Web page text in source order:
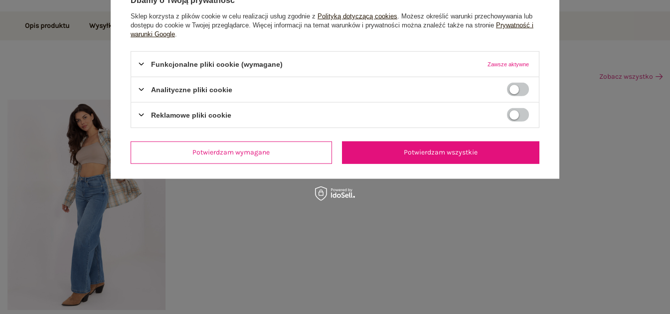
Opis produktu Wysyłka i dostawa Zwroty i reklamacje Opinie o produkcie(0)
Zobacz wszystko
Sklep korzysta z plików cookie w celu realizacji usług zgodnie z Polityką dotyczącą cookies . Możesz określić warunki przechowywania lub
dostępu do cookie w Twojej przeglądarce. Więcej informacji na temat warunków i prywatności można znaleźć także na stronie Prywatność i
warunki Google
Funkcjonalne pliki cookie (wymagane) Zawsze aktywne
Analityczne pliki cookie
Reklamowe pliki cookie
Potwierdzam wymagane Potwierdzam wszystkie